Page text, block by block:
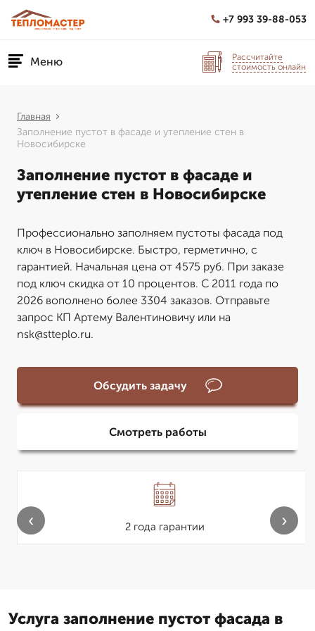
+7 993 39-88-053
Меню
Рассчитайте
стоимость онлайн
Главная
Заполнение пустот в фасаде и утепление стен в
Новосибирске
Заполнение пустот в фасаде и
утепление стен в Новосибирске
Профессионально заполняем пустоты фасада под
ключ в Новосибирске. Быстро, герметично, с
гарантией. Начальная цена от 4575 руб. При заказе
под ключ скидка от 10 процентов. С 2011 года по
2026 вополнено более 3304 заказов. Отправьте
запрос КП Артему Валентиновичу или на
nsk@stteplo.ru.
Обсудить задачу
Смотреть работы
2 года гарантии
‹ ›
Услуга заполнение пустот фасада в